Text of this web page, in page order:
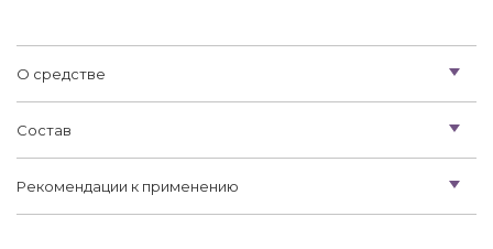
О средстве
Состав
Рекомендации к применению